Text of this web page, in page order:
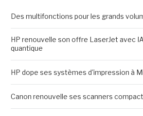
Des multifonctions pour les grands
HP renouvelle son offre LaserJet avec
quantique
HP dope ses systèmes d'impression à
Canon renouvelle ses scanners